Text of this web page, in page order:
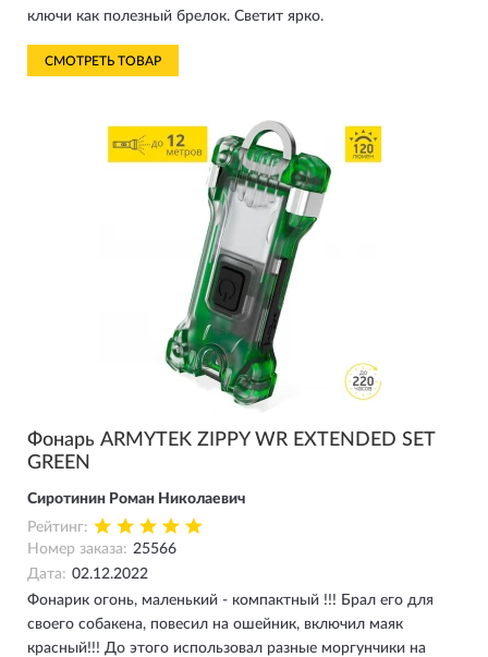
ключи как полезный брелок. Светит ярко.
СМОТРЕТЬ ТОВАР
Фонарь ARMYTEK ZIPPY WR EXTENDED SET
GREEN
Сиротинин Роман Николаевич
Рейтинг:
Номер заказа: 25566
Дата: 02.12.2022
Фонарик огонь, маленький - компактный !!! Брал его для
своего собакена, повесил на ошейник, включил маяк
красный!!! До этого использовал разные моргунчики на